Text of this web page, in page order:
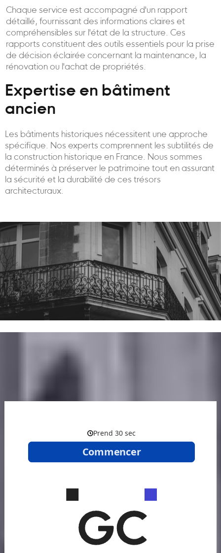
Chaque service est accompagné d'un rapport
détaillé, fournissant des informations claires et
compréhensibles sur l'état de la structure. Ces
rapports constituent des outils essentiels pour la prise
de décision éclairée concernant la maintenance, la
rénovation ou l'achat de propriétés.
Expertise en bâtiment
ancien
Les bâtiments historiques nécessitent une approche
spécifique. Nos experts comprennent les subtilités de
la construction historique en France. Nous sommes
déterminés à préserver le patrimoine tout en assurant
la sécurité et la durabilité de ces trésors
architecturaux.